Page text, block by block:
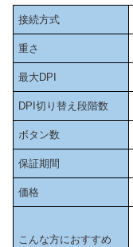
接続方式
重さ
最大DPI
DPI切り替え段階数
ボタン数
保証期間
価格
こんな方におすすめ